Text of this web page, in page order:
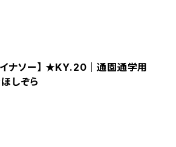
ナソー】 ★KY.20｜通園通学用
しぞら